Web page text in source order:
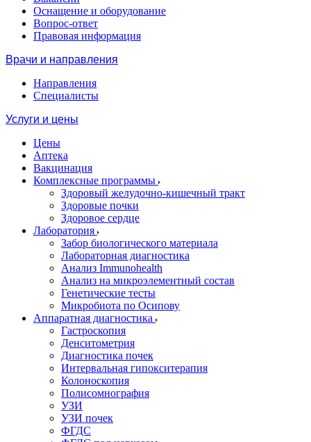
Оснащение и оборудование
Вопрос-ответ
Правовая информация
Врачи и направления
Направления
Специалисты
Услуги и цены
Цены
Аптека
Вакцинация
Комплексные программы
Здоровый желудочно-кишечный тракт
Здоровые почки
Здоровое сердце
Лаборатория
Забор биологического материала
Лабораторная диагностика
Анализ Immunohealth
Анализ на микроэлементный состав
Генетические тесты
Микробиота по Осипову
Аппаратная диагностика
Гастроскопия
Денситометрия
Диагностика почек
Интервальная гипокситерапия
Колоноскопия
Полисомнография
УЗИ
УЗИ почек
ФГДС